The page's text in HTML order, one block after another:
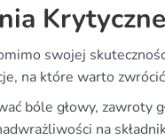
swojej
na które warto
bóle głowy, zawroty
na